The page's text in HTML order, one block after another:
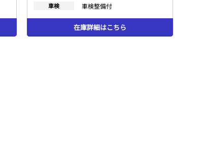
車検 車検整備付
在庫詳細はこちら